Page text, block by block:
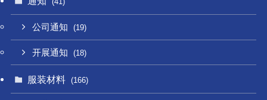
公司通知 (19)
开展通知 (18)
服装材料 (166)